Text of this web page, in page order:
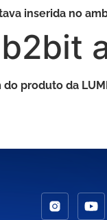
inserida no
produto da